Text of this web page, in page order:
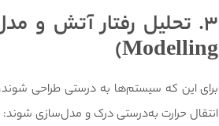
3. تحلیل رفتار آتش و مدل‌سازی
Modelling)
برای این که سیستم‌ها به درستی طراحی
انتقال حرارت به‌درستی درک و مدل‌سازی شوند: